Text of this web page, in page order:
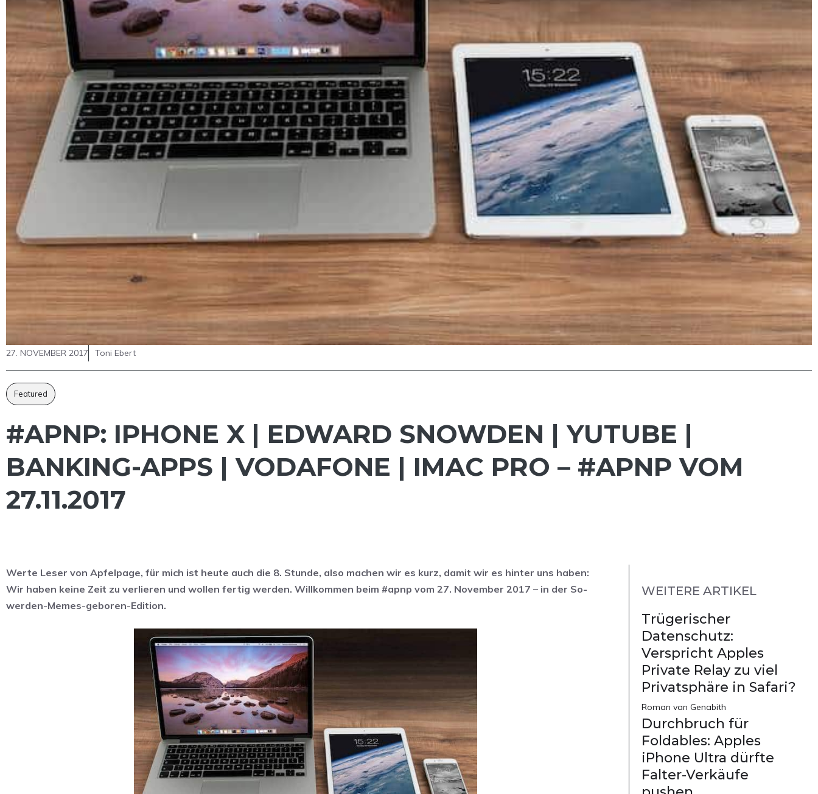
27. NOVEMBER 2017 Toni Ebert
Featured
#APNP: IPHONE X | EDWARD SNOWDEN | YUTUBE |
BANKING-APPS | VODAFONE | IMAC PRO – #APNP VOM
27.11.2017
Werte Leser von Apfelpage, für mich ist heute auch die 8. Stunde, also machen wir es kurz, damit wir es hinter uns haben:
Wir haben keine Zeit zu verlieren und wollen fertig werden. Willkommen beim #apnp vom 27. November 2017 – in der So-
werden-Memes-geboren-Edition.
WEITERE ARTIKEL
Trügerischer
Datenschutz:
Verspricht Apples
Private Relay zu viel
Privatsphäre in Safari?
Roman van Genabith
Durchbruch für
Foldables: Apples
iPhone Ultra dürfte
Falter-Verkäufe